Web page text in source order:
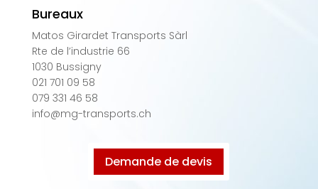
Bureaux
Matos Girardet Transports Sàrl
Rte de l’industrie 66
1030 Bussigny
021 701 09 58
079 331 46 58
info@mg-transports.ch
Demande de devis